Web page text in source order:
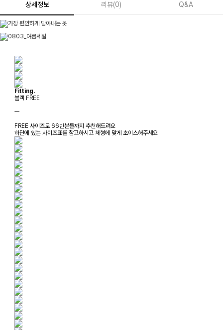
상세정보 리뷰(0) Q&A
Fitting.
블랙 FREE
ㅡ
FREE 사이즈로 66반분들까지 추천해드려요
하단에 있는 사이즈표를 참고하시고 체형에 맞게 초이스해주세요